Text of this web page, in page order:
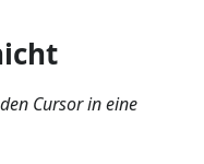
Cursor in eine